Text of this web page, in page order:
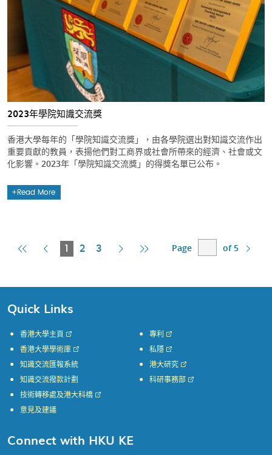
2023年學院知識交流獎
香港大學每年的「學院知識交流獎」，由各學院選出對知識交流作出
重要貢獻的教員，表揚他們對工商界或社會所帶來的經濟、社會或文
化影響。2023年「學院知識交流獎」的得獎名單已公布。
Read More
FirstPrevious
1
Current
2 3
Next Last
Page of 5
Quick Links
香港大學主頁
香港大學學術庫
知識交流匯報系統
知識交流撥款計劃
專利
私隱
港大研究
科研事務部
技術轉移處及港大科橋
意見及建議
Connect with HKU KE